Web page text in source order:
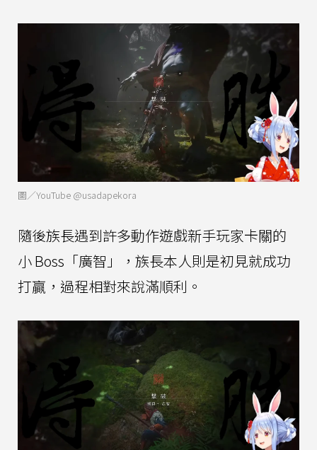
圖／YouTube @usadapekora
隨後族長遇到許多動作遊戲新手玩家卡關的
小 Boss「廣智」，族長本人則是初見就成功
打贏，過程相對來說滿順利。